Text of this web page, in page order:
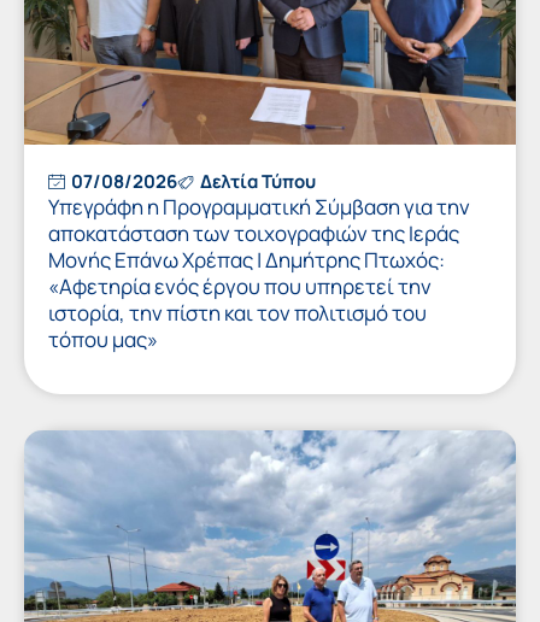
07/08/2026 Δελτία Τύπου
Υπεγράφη η Προγραμματική Σύμβαση για την
αποκατάσταση των τοιχογραφιών της Ιεράς
Μονής Επάνω Χρέπας | Δημήτρης Πτωχός:
«Αφετηρία ενός έργου που υπηρετεί την
ιστορία, την πίστη και τον πολιτισμό του
τόπου μας»